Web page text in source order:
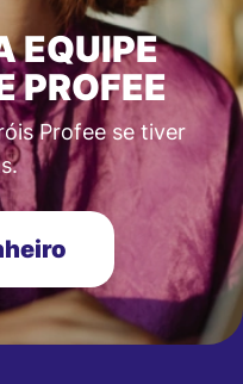
EQUIPE
PROFEE
Profee se tiver